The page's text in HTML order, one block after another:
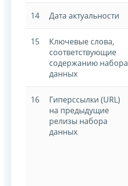
14 Дата актуальности
15
Ключевые слова,
соответствующие
содержанию набора
данных
16
Гиперссылки (URL)
на предыдущие
релизы набора
данных